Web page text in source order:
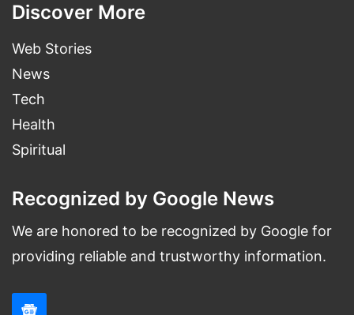
अभी हाल ही में Mirzapur फेम Vikrant Massey के
साथ फ़िल्म "Forensic" में और सुपर स्टार Kamal
मलयालम फ़िल्म 'फोरेंसिक' का रिमेक है।
Discover More
Web Stories
News
Tech
Health
Spiritual
Recognized by Google News
We are honored to be recognized by Google for
providing reliable and trustworthy information.